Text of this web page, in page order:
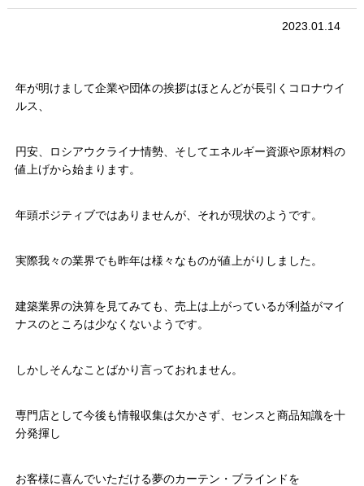
2023.01.14
年が明けまして企業や団体の挨拶はほとんどが長引くコロナウイ
ルス、
円安、ロシアウクライナ情勢、そしてエネルギー資源や原材料の
値上げから始まります。
年頭ポジティブではありませんが、それが現状のようです。
実際我々の業界でも昨年は様々なものが値上がりしました。
建築業界の決算を見てみても、売上は上がっているが利益がマイ
ナスのところは少なくないようです。
しかしそんなことばかり言っておれません。
専門店として今後も情報収集は欠かさず、センスと商品知識を十
分発揮し
お客様に喜んでいただける夢のカーテン・ブラインドを